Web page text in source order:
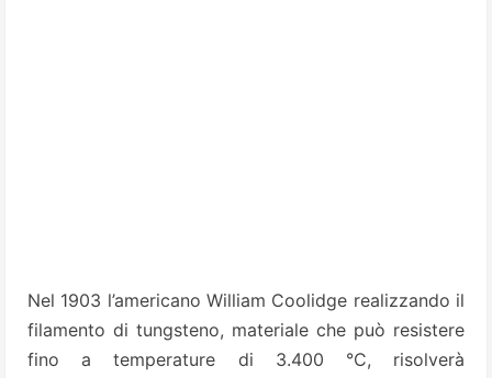
Nel 1903 l’americano William Coolidge realizzando il
filamento di tungsteno, materiale che può resistere
fino a temperature di 3.400 °C, risolverà